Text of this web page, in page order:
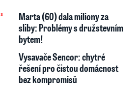
Marta (60) dala miliony za
sliby: Problémy s družstevním
bytem!
Vysavače Sencor: chytré
řešení pro čistou domácnost
bez kompromisů